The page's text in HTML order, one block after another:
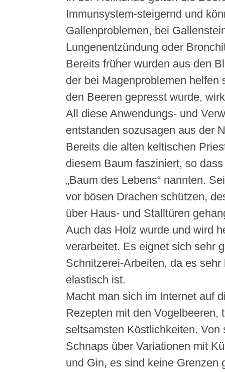
Immunsystem-steigernd und
Gallenproblemen, bei
Lungenentzündung oder
Bereits früher wurden aus den
der bei Magenproblemen helfen
den Beeren gepresst wurde,
All diese Anwendungs- und
entstanden sozusagen aus der
Bereits die alten keltischen
diesem Baum fasziniert, so
„Baum des Lebens“ nannten.
vor bösen Drachen schützen,
über Haus- und Stalltüren
Auch das Holz wurde und wird
verarbeitet. Es eignet sich sehr
Schnitzerei-Arbeiten, da es sehr
elastisch ist.
Macht man sich im Internet auf
Rezepten mit den Vogelbeeren,
seltsamsten Köstlichkeiten. Von
Schnaps über Variationen mit
und Gin, es sind keine Grenzen